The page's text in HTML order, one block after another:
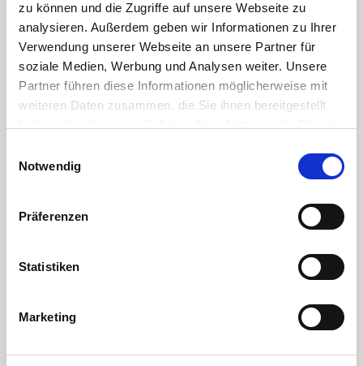
zu können und die Zugriffe auf unsere Webseite zu
analysieren. Außerdem geben wir Informationen zu Ihrer
Verwendung unserer Webseite an unsere Partner für
soziale Medien, Werbung und Analysen weiter. Unsere
Partner führen diese Informationen möglicherweise mit
weiteren Daten zusammen, die Sie ihnen bereitgestellt
Cookies, wenn Sie unsere Webseite weiterhin nutzen.
Notwendig
Präferenzen
Statistiken
Marketing
Die verschraubbare Kugelhalterung
Ersatzteile Kugelhahn HTC© Serie